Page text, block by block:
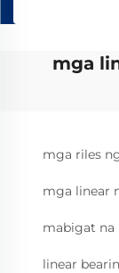
mga
mga riles
mga linear
mabigat na
linear